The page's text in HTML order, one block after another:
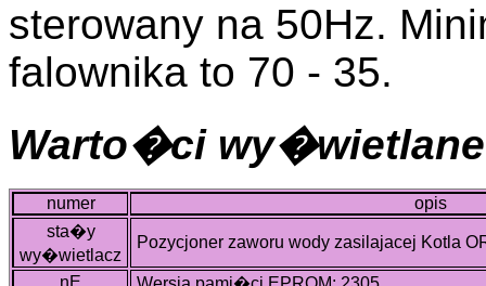
sterowany na 50Hz.
falownika to 70 - 35.
Warto�ci wy�wietlane
numer
opis
sta�y
wy�wietlacz
Pozycjoner zaworu wody zasilajacej Kotla
nE